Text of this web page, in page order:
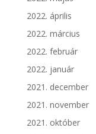
2022. április
2022. március
2022. február
2022. január
2021. december
2021. november
2021. október